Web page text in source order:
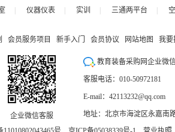
仪器仪表 实训 三通两平台
会员服务项目 新手入门 会员协议 网站地图 我要
企业微信客服
教育装备采购网企业微
客服电话：010-50972181
E-mail：42113232@qq.com
地址：北京市海淀区永嘉南